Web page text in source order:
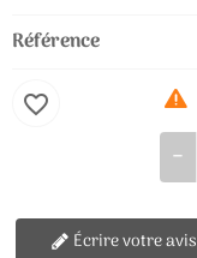
Référence
−
favorite_border
Écrire votre avis